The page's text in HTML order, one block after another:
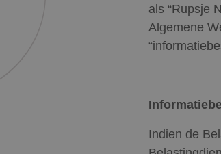
als “Rupsje
Algemene
Indien de